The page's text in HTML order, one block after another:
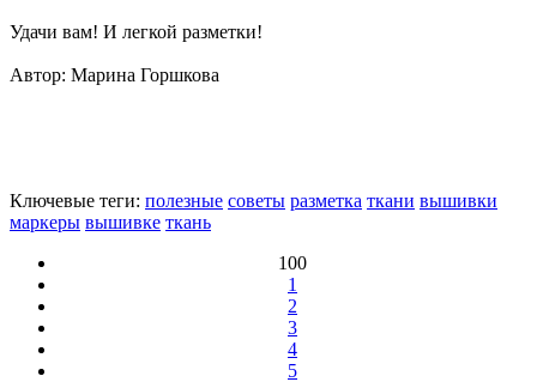
Удачи вам! И легкой разметки!
Автор: Марина Горшкова
Ключевые теги: полезные советы разметка ткани вышивки
маркеры вышивке ткань
100
1
2
3
4
5